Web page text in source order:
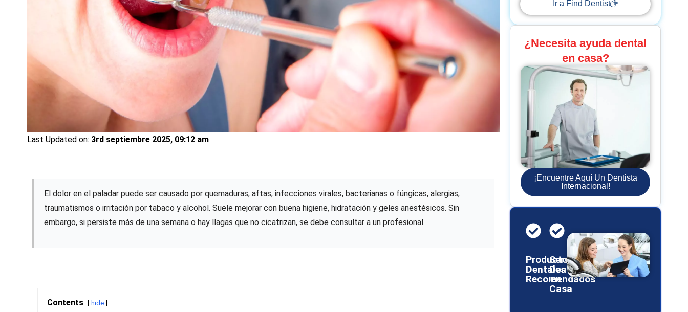
Last Updated on: 3rd septiembre 2025, 09:12 am
El dolor en el paladar puede ser causado por quemaduras, aftas, infecciones virales, bacterianas o fúngicas, alergias,
traumatismos o irritación por tabaco y alcohol. Suele mejorar con buena higiene, hidratación y geles anestésicos. Sin
embargo, si persiste más de una semana o hay llagas que no cicatrizan, se debe consultar a un profesional.
Contents hide
Ir a Find Dentist
¿Necesita ayuda dental
en casa?
¡Encuentre Aquí Un Dentista
Internacional!
Productos
Dentales
Recomendados
Servicios
Dentales
en
Casa